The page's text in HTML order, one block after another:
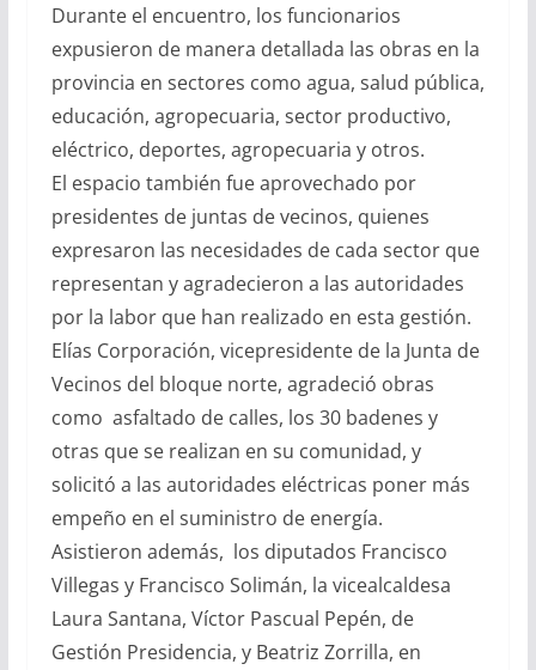
Durante el encuentro, los funcionarios
expusieron de manera detallada las obras en la
provincia en sectores como agua, salud pública,
educación, agropecuaria, sector productivo,
eléctrico, deportes, agropecuaria y otros.
El espacio también fue aprovechado por
presidentes de juntas de vecinos, quienes
expresaron las necesidades de cada sector que
representan y agradecieron a las autoridades
por la labor que han realizado en esta gestión.
Elías Corporación, vicepresidente de la Junta de
Vecinos del bloque norte, agradeció obras
como asfaltado de calles, los 30 badenes y
otras que se realizan en su comunidad, y
solicitó a las autoridades eléctricas poner más
empeño en el suministro de energía.
Asistieron además, los diputados Francisco
Villegas y Francisco Solimán, la vicealcaldesa
Laura Santana, Víctor Pascual Pepén, de
Gestión Presidencia, y Beatriz Zorrilla, en